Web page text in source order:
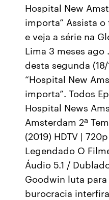
Hospital New
importa” Assista
e veja a série na
Lima 3 meses ago
desta segunda
“Hospital New
importa”. Todos
Hospital News
Amsterdam 2ª
(2019) HDTV |
Legendado O
Áudio 5.1 /
Goodwin luta
burocracia